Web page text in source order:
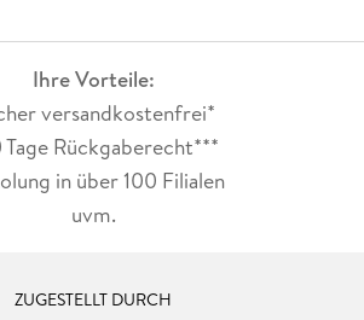
Ihre Vorteile:
versandkostenfrei*
Tage Rückgaberecht***
in über 100 Filialen
uvm.
ZUGESTELLT DURCH